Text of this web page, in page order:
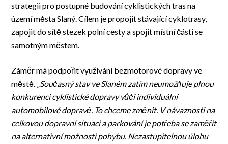
strategii pro postupné budování cyklistických tras na
území města Slaný. Cílem je propojit stávající cyklotrasy,
zapojit do sítě stezek polní cesty a spojit místní části se
samotným městem.
Záměr má podpořit využívání bezmotorové dopravy ve
městě. „Současný stav ve Slaném zatím neumožňuje plnou
konkurenci cyklistické dopravy vůči individuální
automobilové dopravě. To chceme změnit. V návaznosti na
celkovou dopravní situaci a parkování je potřeba se zaměřit
na alternativní možnosti pohybu. Nezastupitelnou úlohu